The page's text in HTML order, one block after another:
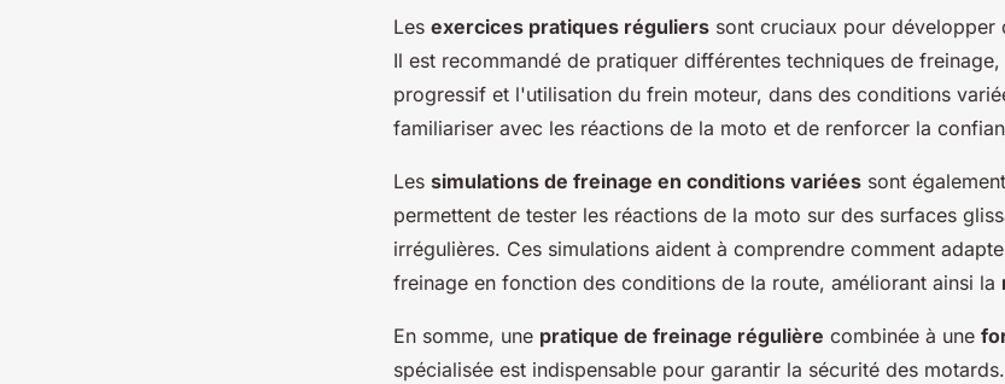
Les exercices pratiques réguliers sont cruciaux pour développer
Il est recommandé de pratiquer différentes techniques de
progressif et l'utilisation du frein moteur, dans des conditions
familiariser avec les réactions de la moto et de renforcer la
Les simulations de freinage en conditions variées sont
permettent de tester les réactions de la moto sur des surfaces
irrégulières. Ces simulations aident à comprendre comment
freinage en fonction des conditions de la route, améliorant ainsi la
En somme, une pratique de freinage régulière combinée à une
spécialisée est indispensable pour garantir la sécurité des motards.